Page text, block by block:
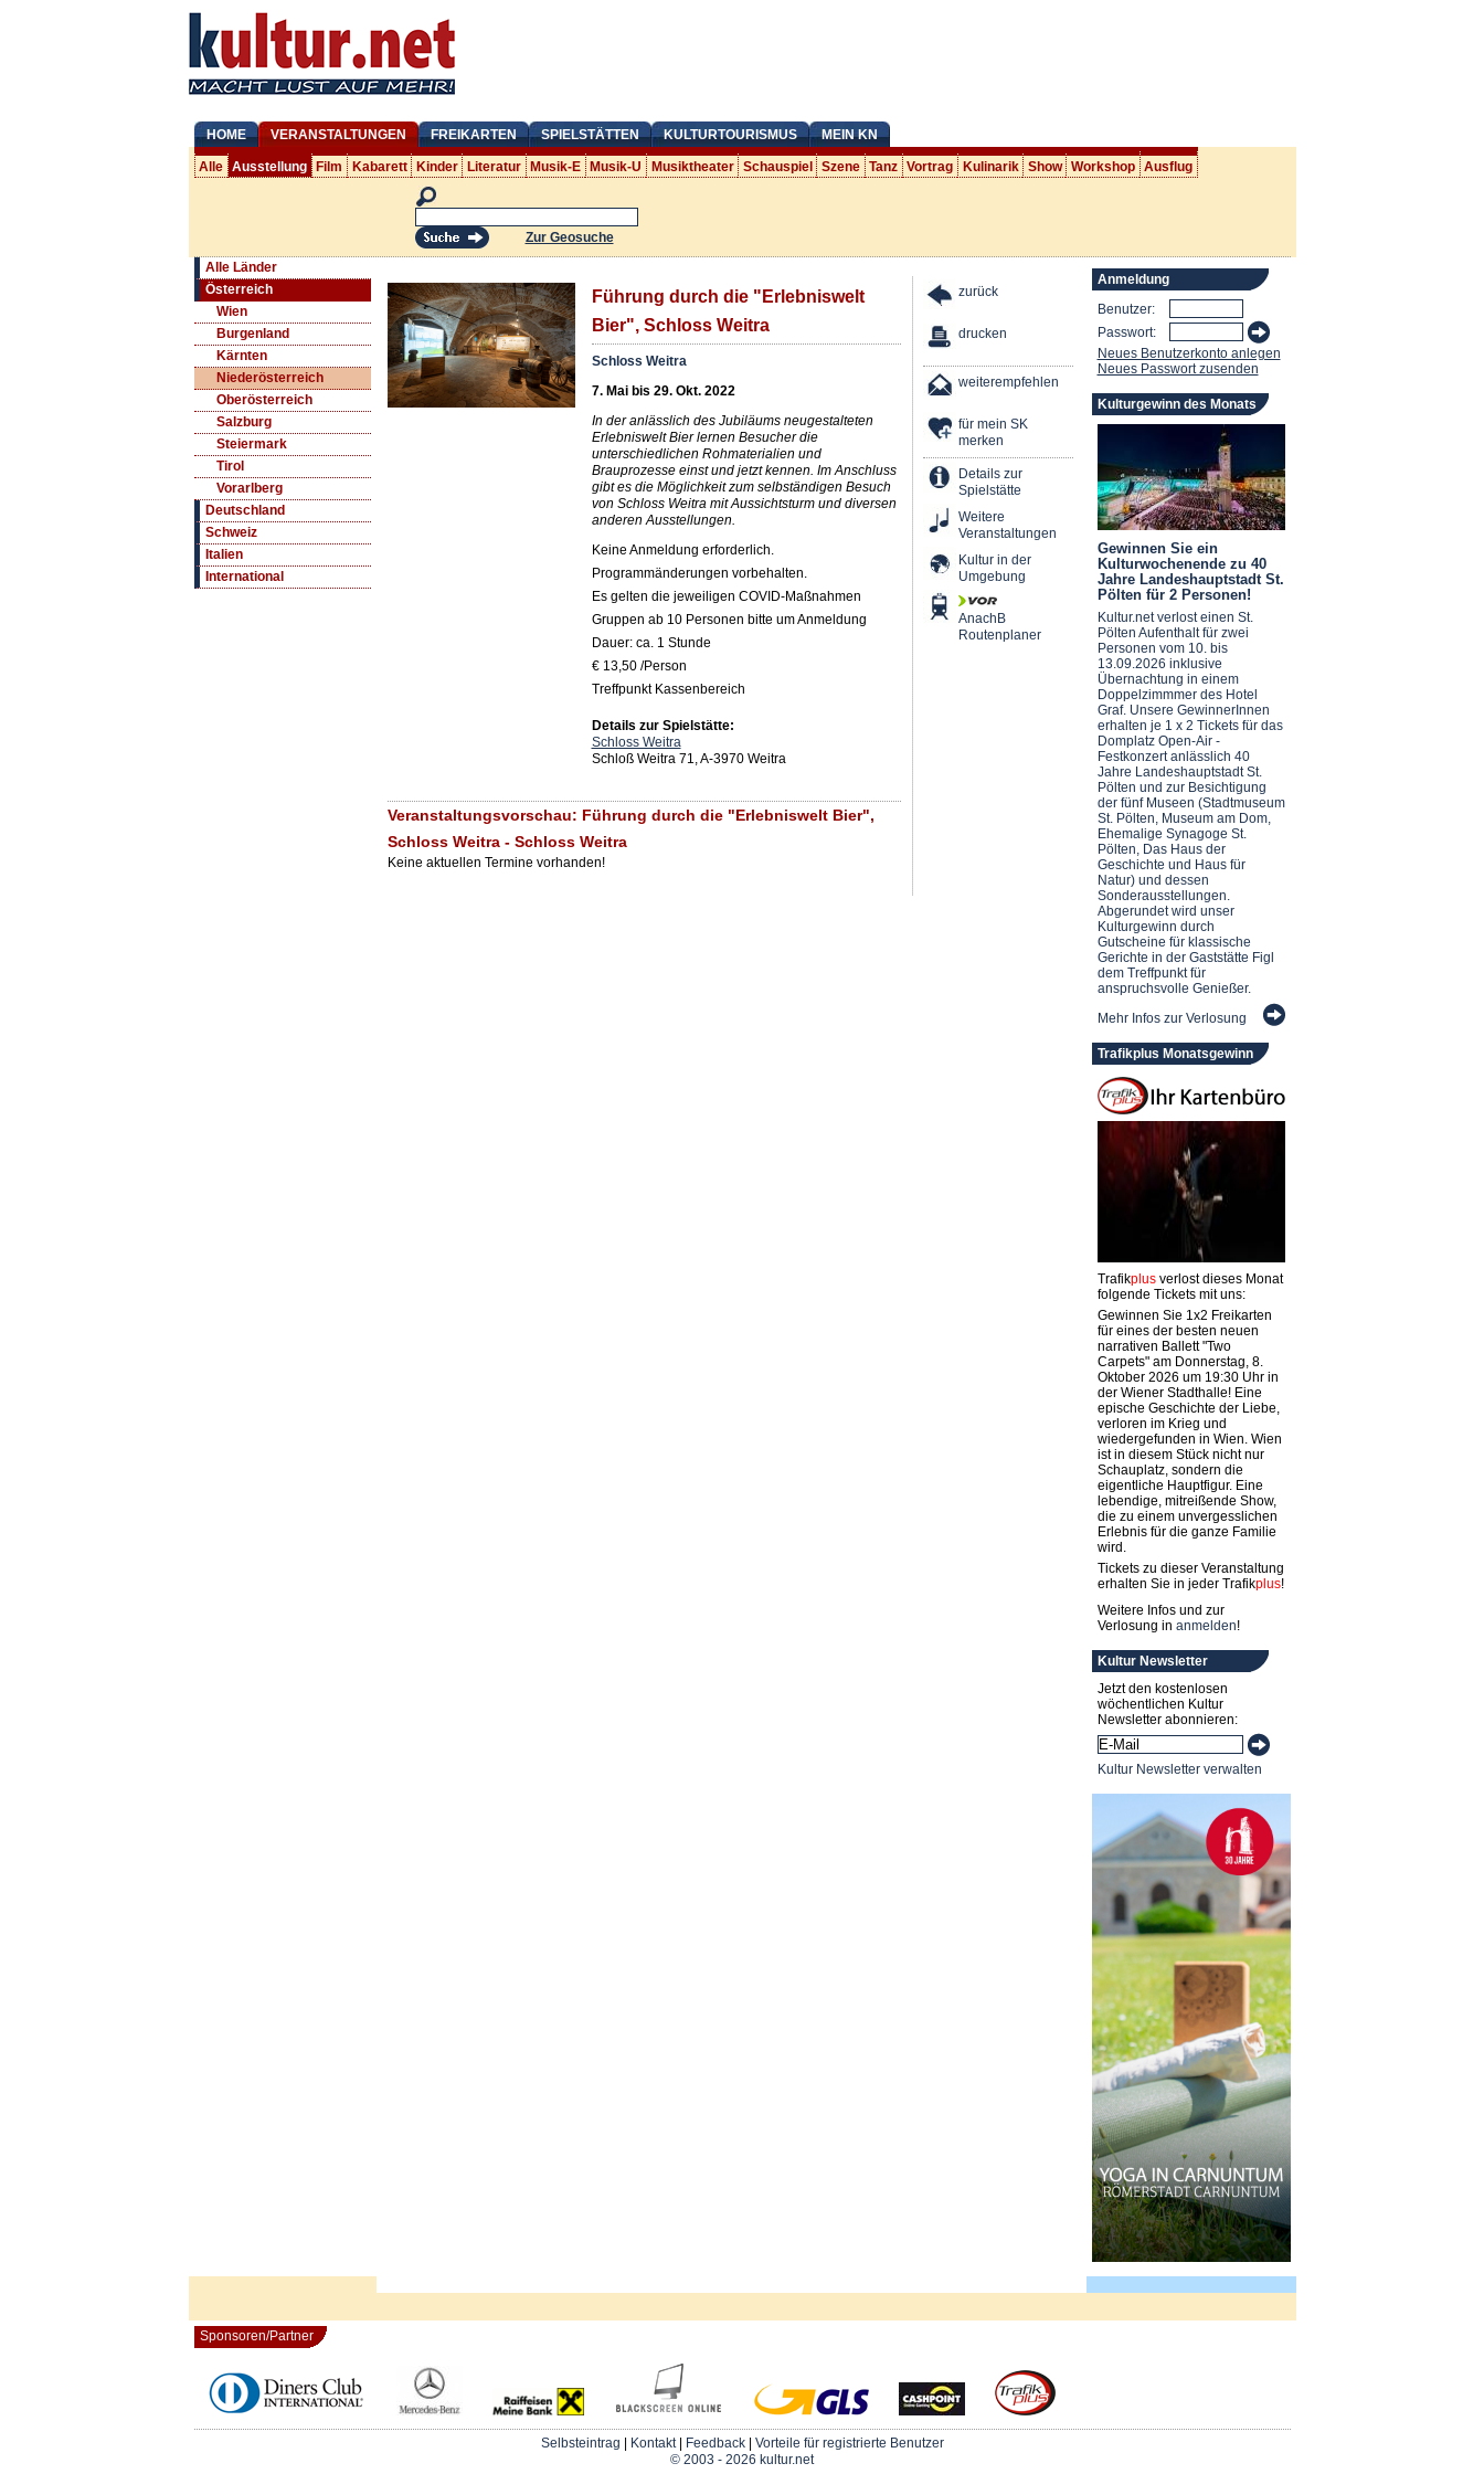
HOME VERANSTALTUNGEN FREIKARTEN SPIELSTÄTTEN KULTURTOURISMUS MEIN KN
Alle Ausstellung Film Kabarett Kinder Literatur Musik-E Musik-U Musiktheater Schauspiel Szene Tanz Vortrag Kulinarik Show Workshop Ausflug
Zur Geosuche
Alle Länder
Österreich
Wien
Burgenland
Kärnten
Niederösterreich
Oberösterreich
Salzburg
Steiermark
Tirol
Vorarlberg
Deutschland
Schweiz
Italien
International
Führung durch die "Erlebniswelt
Bier", Schloss Weitra
Schloss Weitra
7. Mai bis 29. Okt. 2022
In der anlässlich des Jubiläums neugestalteten
Erlebniswelt Bier lernen Besucher die
unterschiedlichen Rohmaterialien und
Brauprozesse einst und jetzt kennen. Im Anschluss
gibt es die Möglichkeit zum selbständigen Besuch
von Schloss Weitra mit Aussichtsturm und diversen
anderen Ausstellungen.
Keine Anmeldung erforderlich.
Programmänderungen vorbehalten.
Es gelten die jeweiligen COVID-Maßnahmen
Gruppen ab 10 Personen bitte um Anmeldung
Dauer: ca. 1 Stunde
€ 13,50 /Person
Treffpunkt Kassenbereich
Details zur Spielstätte:
Schloss Weitra
Schloß Weitra 71, A-3970 Weitra
Veranstaltungsvorschau: Führung durch die "Erlebniswelt Bier",
Schloss Weitra - Schloss Weitra
Keine aktuellen Termine vorhanden!
zurück
drucken
weiterempfehlen
für mein SK
merken
Details zur
Spielstätte
Weitere
Veranstaltungen
Kultur in der
Umgebung
AnachB
Routenplaner
Anmeldung
Benutzer:
Passwort:
Neues Benutzerkonto anlegen
Neues Passwort zusenden
Kulturgewinn des Monats
Gewinnen Sie ein
Kulturwochenende zu 40
Jahre Landeshauptstadt St.
Pölten für 2 Personen!
Kultur.net verlost einen St.
Pölten Aufenthalt für zwei
Personen vom 10. bis
13.09.2026 inklusive
Übernachtung in einem
Doppelzimmmer des Hotel
Graf. Unsere GewinnerInnen
erhalten je 1 x 2 Tickets für das
Domplatz Open-Air -
Festkonzert anlässlich 40
Jahre Landeshauptstadt St.
Pölten und zur Besichtigung
der fünf Museen (Stadtmuseum
St. Pölten, Museum am Dom,
Ehemalige Synagoge St.
Pölten, Das Haus der
Geschichte und Haus für
Natur) und dessen
Sonderausstellungen.
Abgerundet wird unser
Kulturgewinn durch
Gutscheine für klassische
Gerichte in der Gaststätte Figl
dem Treffpunkt für
anspruchsvolle Genießer.
Mehr Infos zur Verlosung
Trafikplus Monatsgewinn
Trafikplusverlost dieses Monat
folgende Tickets mit uns:
Gewinnen Sie 1x2 Freikarten
für eines der besten neuen
narrativen Ballett "Two
Carpets" am Donnerstag, 8.
Oktober 2026 um 19:30 Uhr in
der Wiener Stadthalle! Eine
epische Geschichte der Liebe,
verloren im Krieg und
wiedergefunden in Wien. Wien
ist in diesem Stück nicht nur
Schauplatz, sondern die
eigentliche Hauptfigur. Eine
lebendige, mitreißende Show,
die zu einem unvergesslichen
Erlebnis für die ganze Familie
wird.
Tickets zu dieser Veranstaltung
erhalten Sie in jeder Trafikplus!
Weitere Infos und zur
Verlosung in anmelden!
Kultur Newsletter
Jetzt den kostenlosen
wöchentlichen Kultur
Newsletter abonnieren:
Kultur Newsletter verwalten
Sponsoren/Partner
Selbsteintrag Kontakt| Feedback| Vorteile für registrierte Benutzer
© 2003 - 2026 kultur.net